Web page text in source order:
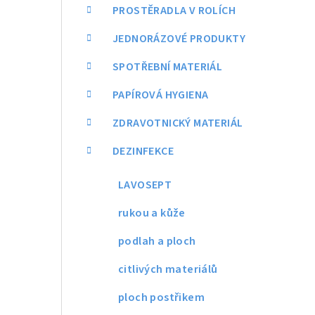
PROSTĚRADLA V ROLÍCH
JEDNORÁZOVÉ PRODUKTY
SPOTŘEBNÍ MATERIÁL
PAPÍROVÁ HYGIENA
ZDRAVOTNICKÝ MATERIÁL
DEZINFEKCE
LAVOSEPT
rukou a kůže
podlah a ploch
citlivých materiálů
ploch postřikem